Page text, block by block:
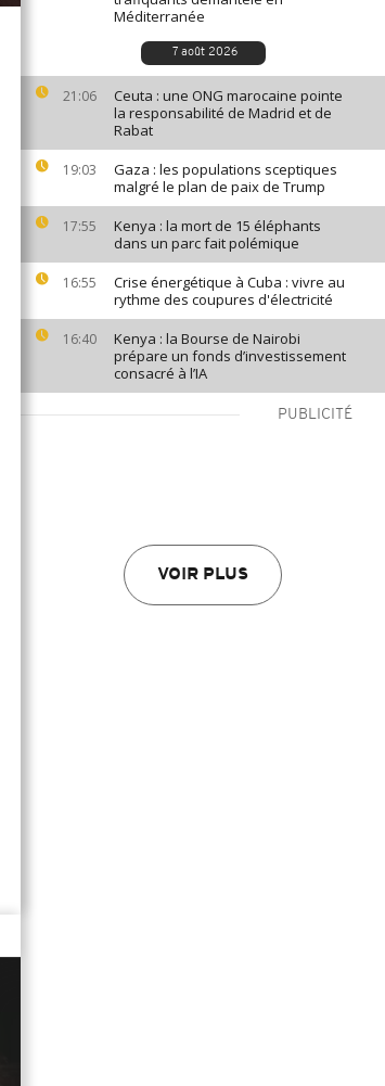
Méditerranée
7 août 2026
21:06
Ceuta : une ONG marocaine pointe
la responsabilité de Madrid et de
Rabat
19:03
Gaza : les populations sceptiques
malgré le plan de paix de Trump
17:55
Kenya : la mort de 15 éléphants
dans un parc fait polémique
16:55
Crise énergétique à Cuba : vivre au
rythme des coupures d'électricité
16:40
Kenya : la Bourse de Nairobi
prépare un fonds d’investissement
consacré à l’IA
PUBLICITÉ
VOIR PLUS